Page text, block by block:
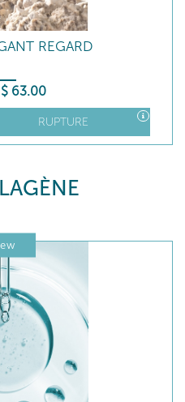
REGARD
$ 63.00
RUPTURE